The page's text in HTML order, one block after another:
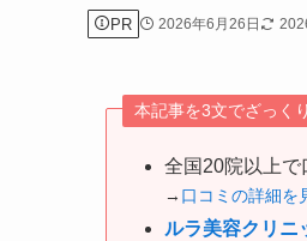
PR 2026年6月26日
本記事を3文でざっく
全国20院以上で
→ 口コミの詳細を
ルラ美容クリニ